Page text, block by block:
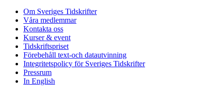
Om Sveriges Tidskrifter
Våra medlemmar
Kontakta oss
Kurser & event
Tidskriftspriset
Förebehåll text-och datautvinning
Integritetspolicy för Sveriges Tidskrifter
Pressrum
In English